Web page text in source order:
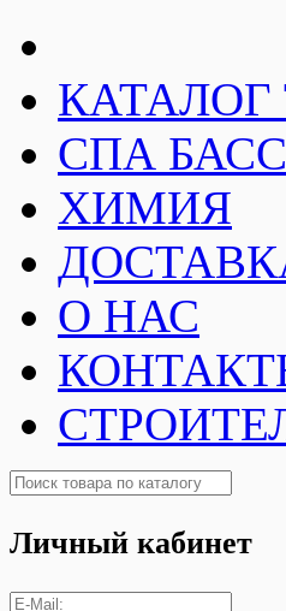
КАТАЛОГ
СПА
ХИМИЯ
О НАС
Личный кабинет